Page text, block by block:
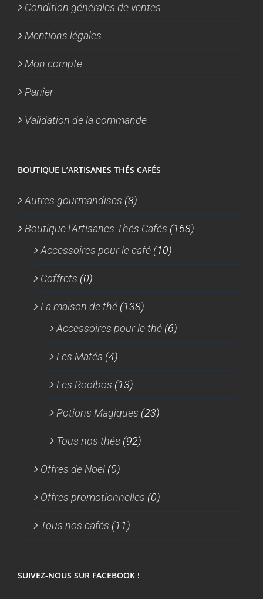
Condition générales de ventes
Mentions légales
Mon compte
Panier
Validation de la commande
BOUTIQUE L’ARTISANES THÉS CAFÉS
Autres gourmandises (8)
Boutique l'Artisanes Thés Cafés (168)
Accessoires pour le café (10)
Coffrets (0)
La maison de thé (138)
Accessoires pour le thé (6)
Les Matés (4)
Les Rooïbos (13)
Potions Magiques (23)
Tous nos thés (92)
Offres de Noel (0)
Offres promotionnelles (0)
Tous nos cafés (11)
SUIVEZ-NOUS SUR FACEBOOK !